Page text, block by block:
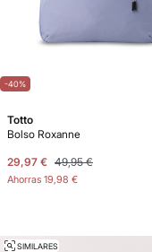
-40%
Totto
Bolso Roxanne
29,97 € 49,95 €
Ahorras 19,98 €
SIMILARES